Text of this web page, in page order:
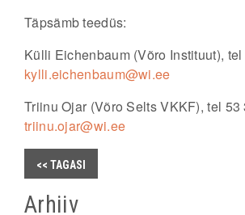
Täpsämb teedüs:
Külli Eichenbaum (Võro Instituut),
kylli.eichenbaum@wi.ee
Triinu Ojar (Võro Selts VKKF), tel 53
triinu.ojar@wi.ee
<< TAGASI
Arhiiv